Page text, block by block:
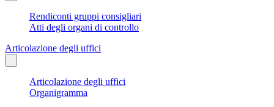
Rendiconti gruppi consigliari
Atti degli organi di controllo
Articolazione degli uffici
Articolazione degli uffici
Organigramma